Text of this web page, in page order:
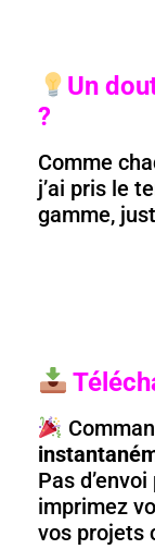
Un
?
Comme
j’ai pris le
gamme,
Pas
imprimez
vos projets